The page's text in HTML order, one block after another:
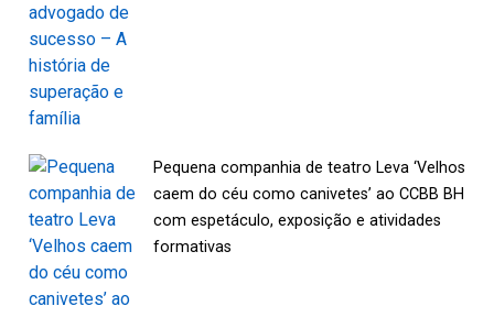
Pequena companhia de teatro Leva ‘Velhos
caem do céu como canivetes’ ao CCBB BH
com espetáculo, exposição e atividades
formativas